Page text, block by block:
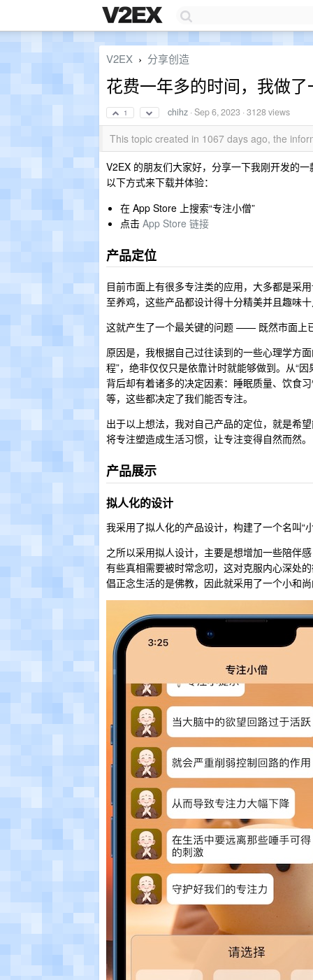
V2EX › 分享创造
花费一年多的时间，我做
1 chihz ·Sep 6, 2023 · 3128 views
This topic created in 1067 days ago, the
V2EX 的朋友们大家好，分享一下我刚开发的
以下方式来下载并体验：
在 App Store 上搜索“专注小僧”
点击 App Store 链接
产品定位
目前市面上有很多专注类的应用，大多都是采
至养鸡，这些产品都设计得十分精美并且趣味
这就产生了一个最关键的问题 —— 既然市面上
原因是，我根据自己过往读到的一些心理学方
程”，绝非仅仅只是依靠计时就能够做到。从“
背后却有着诸多的决定因素：睡眠质量、饮食
等，这些都决定了我们能否专注。
出于以上想法，我对自己产品的定位，就是希
将专注塑造成生活习惯，让专注变得自然而然。
产品展示
拟人化的设计
我采用了拟人化的产品设计，构建了一个名叫“
之所以采用拟人设计，主要是想增加一些陪伴
有些真相需要被时常念叨，这对克服内心深处
倡正念生活的是佛教，因此就采用了一个小和